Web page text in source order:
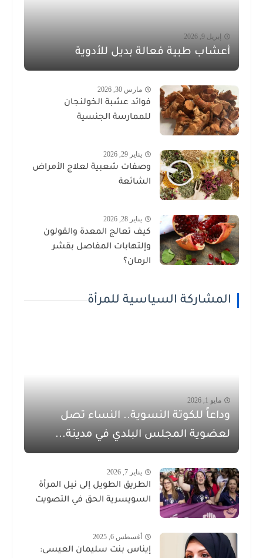
إبريل 9, 2026
أعشاب طبية فعالة بديل للأدوية
مارس 30, 2026
فوائد عشبة الخولنجان
للممارسة الجنسية
يناير 29, 2026
وصفات شعبية لعلاج الأمراض
الشائعة
يناير 28, 2026
كيف تعالج المعدة والقولون
وإلتهابات المفاصل بقشر
الرمان؟
المشاركة السياسية للمرأة
مايو 1, 2026
وداعاً للكوتة النسوية.. النساء تصل
لعضوية المجلس البلدي في مدينة...
يناير 7, 2026
الطريق الطويل إلى نيل المرأة
السويسرية الحق في التصويت
أغسطس 6, 2025
إيناس بنت سليمان العيسى: